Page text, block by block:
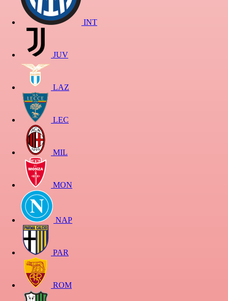
INT
JUV
LAZ
LEC
MIL
MON
NAP
PAR
ROM